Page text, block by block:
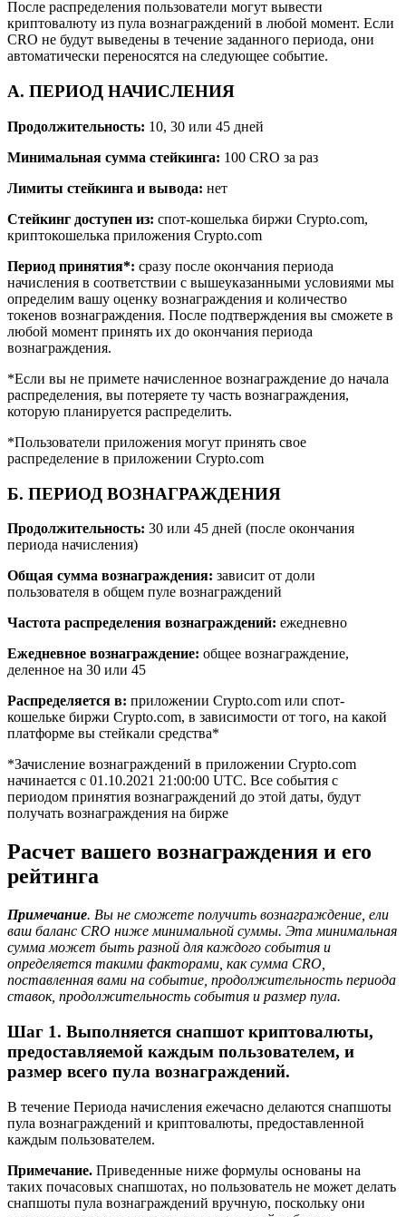
После распределения пользователи могут вывести
криптовалюту из пула вознаграждений в любой момент. Если
CRO не будут выведены в течение заданного периода, они
автоматически переносятся на следующее событие.
A. ПЕРИОД НАЧИСЛЕНИЯ
Продолжительность: 10, 30 или 45 дней
Минимальная сумма стейкинга: 100 CRO за раз
Лимиты стейкинга и вывода: нет
Стейкинг доступен из: спот-кошелька биржи Crypto.com,
криптокошелька приложения Crypto.com
Период принятия*: сразу после окончания периода
начисления в соответствии с вышеуказанными условиями мы
определим вашу оценку вознаграждения и количество
токенов вознаграждения. После подтверждения вы сможете в
любой момент принять их до окончания периода
вознаграждения.
*Если вы не примете начисленное вознаграждение до начала
распределения, вы потеряете ту часть вознаграждения,
которую планируется распределить.
*Пользователи приложения могут принять свое
распределение в приложении Crypto.com
Б. ПЕРИОД ВОЗНАГРАЖДЕНИЯ
Продолжительность: 30 или 45 дней (после окончания
периода начисления)
Общая сумма вознаграждения: зависит от доли
пользователя в общем пуле вознаграждений
Частота распределения вознаграждений: ежедневно
Ежедневное вознаграждение: общее вознаграждение,
деленное на 30 или 45
Распределяется в: приложении Crypto.com или спот-
кошельке биржи Crypto.com, в зависимости от того, на какой
платформе вы стейкали средства*
*Зачисление вознаграждений в приложении Crypto.com
начинается с 01.10.2021 21:00:00 UTC. Все события с
периодом принятия вознаграждений до этой даты, будут
получать вознаграждения на бирже
Расчет вашего вознаграждения и его
рейтинга
Примечание. Вы не сможете получить вознаграждение, ели
ваш баланс CRO ниже минимальной суммы. Эта минимальная
сумма может быть разной для каждого события и
определяется такими факторами, как сумма CRO,
поставленная вами на событие, продолжительность периода
ставок, продолжительность события и размер пула.
Шаг 1. Выполняется снапшот криптовалюты,
предоставляемой каждым пользователем, и
размер всего пула вознаграждений.
В течение Периода начисления ежечасно делаются снапшоты
пула вознаграждений и криптовалюты, предоставленной
каждым пользователем.
Примечание. Приведенные ниже формулы основаны на
таких почасовых снапшотах, но пользователь не может делать
снапшоты пула вознаграждений вручную, поскольку они